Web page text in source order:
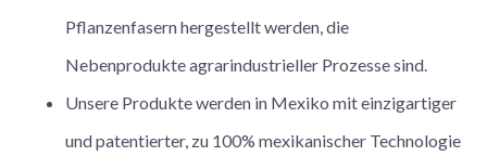
Pflanzenfasern hergestellt werden, die
Nebenprodukte agrarindustrieller Prozesse sind.
Unsere Produkte werden in Mexiko mit einzigartiger
und patentierter, zu 100% mexikanischer Technologie